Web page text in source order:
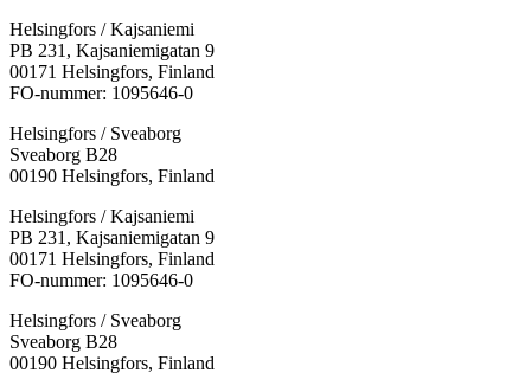
Helsingfors / Kajsaniemi
PB 231, Kajsaniemigatan 9
00171 Helsingfors, Finland
FO-nummer: 1095646-0
Helsingfors / Sveaborg
Sveaborg B28
00190 Helsingfors, Finland
Facebook:
Öppnas
i
en
flik
Instagram:
Öppnas
i
en
flik
TikTok:
Öppnas
i
en
flik
Youtube:
Öppnas
i
en
flik
Vimeo:
Öppnas
i
en
flik
Helsingfors / Kajsaniemi
PB 231, Kajsaniemigatan 9
00171 Helsingfors, Finland
FO-nummer: 1095646-0
Helsingfors / Sveaborg
Sveaborg B28
00190 Helsingfors, Finland